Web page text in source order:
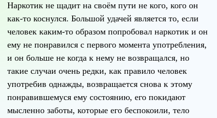
Наркотик не щадит на своём пути не кого, кого он
как-то коснулся. Большой удачей является то, если
человек каким-то образом попробовал наркотик и он
ему не понравился с первого момента употребления,
и он больше не когда к нему не возвращался, но
такие случаи очень редки, как правило человек
употребив однажды, возвращается снова к этому
понравившемуся ему состоянию, его покидают
мысленно заботы, которые его беспокоили, тело